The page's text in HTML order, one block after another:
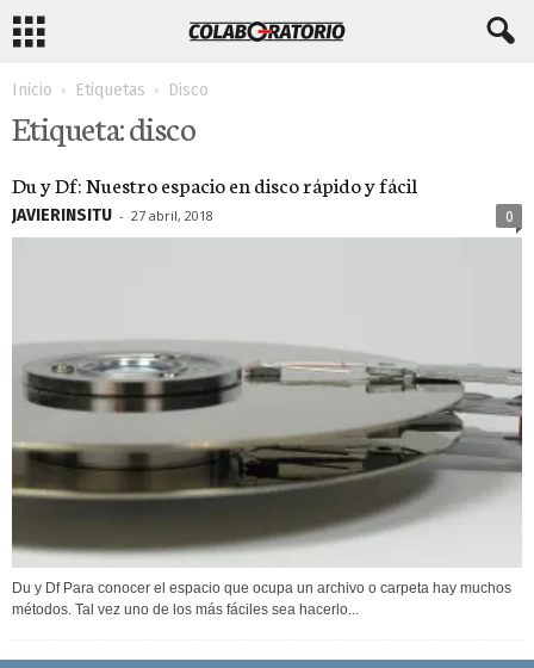
Inicio Etiquetas Disco
Etiqueta: disco
Du y Df: Nuestro espacio en disco rápido y fácil
JAVIERINSITU - 27 abril, 2018 0
Du y Df Para conocer el espacio que ocupa un archivo o carpeta hay muchos
métodos. Tal vez uno de los más fáciles sea hacerlo...